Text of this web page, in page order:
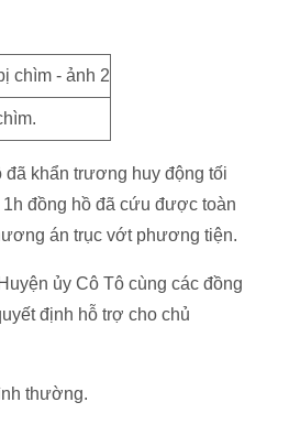
khẩn trương huy động tối
đồng hồ đã cứu được toàn
án trục vớt phương tiện.
ủy Cô Tô cùng các đồng
định hỗ trợ cho chủ
thường.